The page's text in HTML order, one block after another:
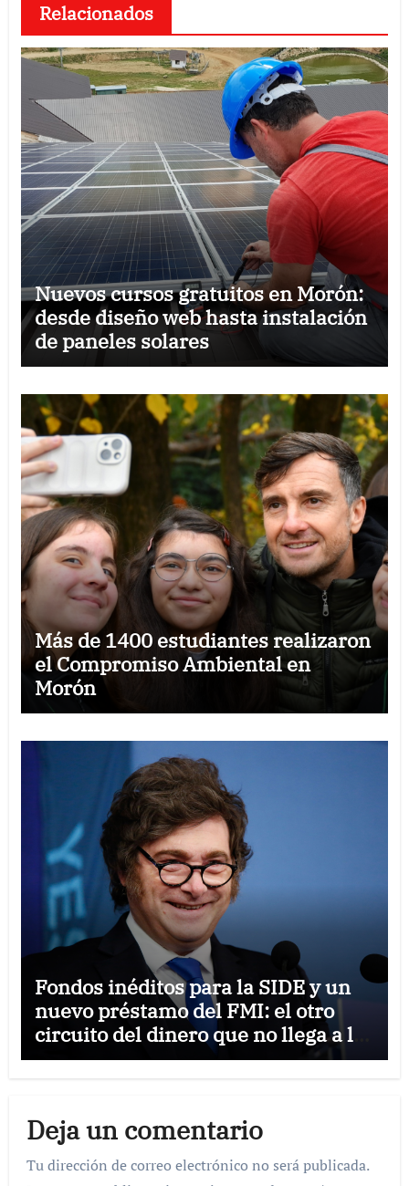
Relacionados
Nuevos cursos gratuitos en Morón:
desde diseño web hasta instalación
de paneles solares
Más de 1400 estudiantes realizaron
el Compromiso Ambiental en
Morón
Fondos inéditos para la SIDE y un
nuevo préstamo del FMI: el otro
circuito del dinero que no llega a la
Provincia
Deja un comentario
Tu dirección de correo electrónico no será publicada.